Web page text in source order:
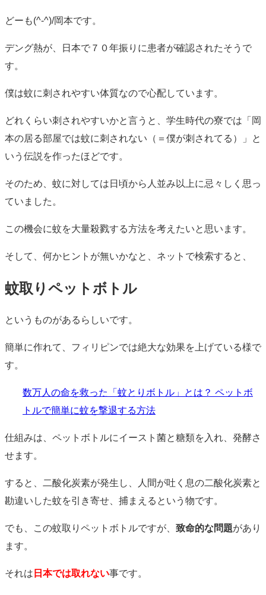
標
どーも(^-^)/岡本です。
デング熱が、日本で７０年振りに患者が確認されたそうで
す。
僕は蚊に刺されやすい体質なので心配しています。
どれくらい刺されやすいかと言うと、学生時代の寮では「岡
本の居る部屋では蚊に刺されない（＝僕が刺されてる）」と
いう伝説を作ったほどです。
そのため、蚊に対しては日頃から人並み以上に忌々しく思っ
ていました。
この機会に蚊を大量殺戮する方法を考えたいと思います。
そして、何かヒントが無いかなと、ネットで検索すると、
蚊取りペットボトル
というものがあるらしいです。
簡単に作れて、フィリピンでは絶大な効果を上げている様で
す。
数万人の命を救った「蚊とりボトル」とは？ ペットボ
トルで簡単に蚊を撃退する方法
仕組みは、ペットボトルにイースト菌と糖類を入れ、発酵さ
せます。
すると、二酸化炭素が発生し、人間が吐く息の二酸化炭素と
勘違いした蚊を引き寄せ、捕まえるという物です。
でも、この蚊取りペットボトルですが、 致命的な問題があり
ます。
それは 日本では取れない事です。